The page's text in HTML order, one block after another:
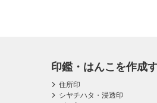
印鑑・はんこを作成
住所印
シヤチハタ・浸透印